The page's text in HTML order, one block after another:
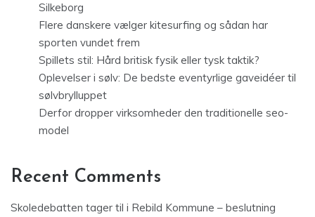
Silkeborg
Flere danskere vælger kitesurfing og sådan har
sporten vundet frem
Spillets stil: Hård britisk fysik eller tysk taktik?
Oplevelser i sølv: De bedste eventyrlige gaveidéer til
sølvbrylluppet
Derfor dropper virksomheder den traditionelle seo-
model
Recent Comments
Skoledebatten tager til i Rebild Kommune – beslutning